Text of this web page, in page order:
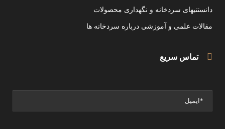
دانستنیهای سردخانه و نگهداری محصولات
مقالات علمی و آموزشی درباره سردخانه ها
تماس سریع